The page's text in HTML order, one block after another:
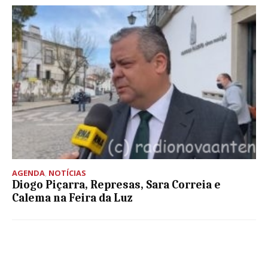
AGENDA, NOTÍCIAS
Diogo Piçarra, Represas, Sara Correia e
Calema na Feira da Luz